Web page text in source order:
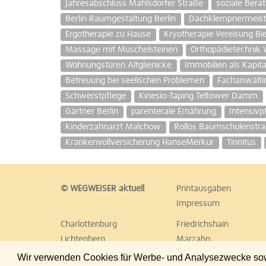
Wir verwenden Cookies für Werbe- und Analysezwecke
Jahresabschluss Mahlsdorfer Straße
soziale
Berlin Raumgestaltung Berlin
Ergotherapie zu Hause
Kryotherapie Vereisung
Massage mit Muschelsteinen
Orthopädietechnik
Wohnungstüren Altglienicke
Immobilien als
Betreuung bei seelischen Problemen
Schwerstpflege
Kinesio-Taping Teltower Damm
Gärtner Berlin
parenterale Ernährung
Kinderzahnarzt Malchow
Rollos
Krankenvollversicherung HanseMerkur
Tinnitus
© WEGWEISER aktuell Printausgaben
Impressum
Charlottenburg Friedrichshain
Lichtenberg
Marzahn
Reinickendorf
Schöneberg